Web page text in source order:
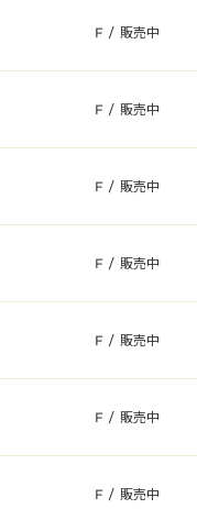
F / 販売中
F / 販売中
F / 販売中
F / 販売中
F / 販売中
F / 販売中
F / 販売中